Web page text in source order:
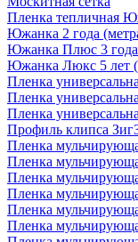
Пленка тепличная
Южанка 2 года
Южанка Плюс 3
Южанка Люкс 5 лет
Пленка
Пленка
Пленка
Профиль клипса
Пленка
Пленка
Пленка
Пленка
Пленка
Пленка